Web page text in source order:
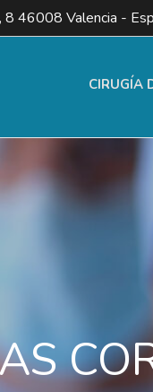
8 46008 Valencia -
CIRUGÍA